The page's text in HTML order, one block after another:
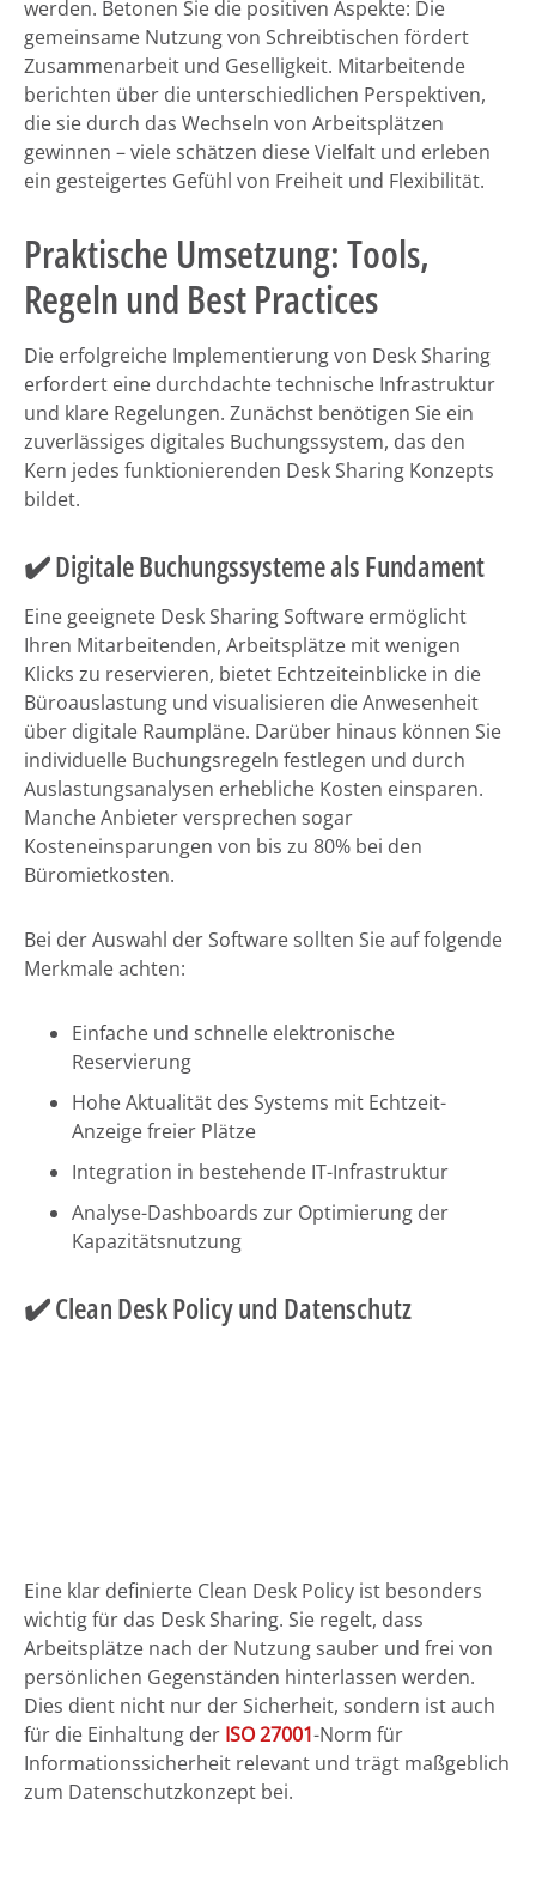
werden. Betonen Sie die positiven Aspekte: Die
gemeinsame Nutzung von Schreibtischen fördert
Zusammenarbeit und Geselligkeit. Mitarbeitende
berichten über die unterschiedlichen Perspektiven,
die sie durch das Wechseln von Arbeitsplätzen
gewinnen – viele schätzen diese Vielfalt und erleben
ein gesteigertes Gefühl von Freiheit und Flexibilität.
Praktische Umsetzung: Tools,
Regeln und Best Practices
Die erfolgreiche Implementierung von Desk Sharing
erfordert eine durchdachte technische Infrastruktur
und klare Regelungen. Zunächst benötigen Sie ein
zuverlässiges digitales Buchungssystem, das den
Kern jedes funktionierenden Desk Sharing Konzepts
bildet.
✔️ Digitale Buchungssysteme als Fundament
Eine geeignete Desk Sharing Software ermöglicht
Ihren Mitarbeitenden, Arbeitsplätze mit wenigen
Klicks zu reservieren, bietet Echtzeiteinblicke in die
Büroauslastung und visualisieren die Anwesenheit
über digitale Raumpläne. Darüber hinaus können Sie
individuelle Buchungsregeln festlegen und durch
Auslastungsanalysen erhebliche Kosten einsparen.
Manche Anbieter versprechen sogar
Kosteneinsparungen von bis zu 80% bei den
Büromietkosten.
Bei der Auswahl der Software sollten Sie auf folgende
Merkmale achten:
Einfache und schnelle elektronische
Reservierung
Hohe Aktualität des Systems mit Echtzeit-
Anzeige freier Plätze
Integration in bestehende IT-Infrastruktur
Analyse-Dashboards zur Optimierung der
Kapazitätsnutzung
✔️ Clean Desk Policy und Datenschutz
Eine klar definierte Clean Desk Policy ist besonders
wichtig für das Desk Sharing. Sie regelt, dass
Arbeitsplätze nach der Nutzung sauber und frei von
persönlichen Gegenständen hinterlassen werden.
Dies dient nicht nur der Sicherheit, sondern ist auch
für die Einhaltung der ISO 27001-Norm für
Informationssicherheit relevant und trägt maßgeblich
zum Datenschutzkonzept bei.